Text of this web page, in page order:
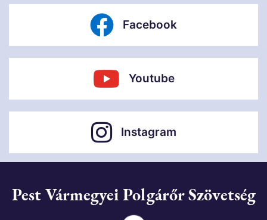
Facebook
Youtube
Instagram
Pest Vármegyei Polgárőr Szövetség